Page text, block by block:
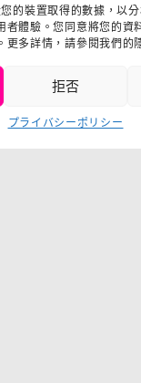
的裝置取得的數據，以
者體驗。您同意將您的資
更多詳情，請參閱我們的
拒否
プライバシーポリシー
ー
sutafu招募